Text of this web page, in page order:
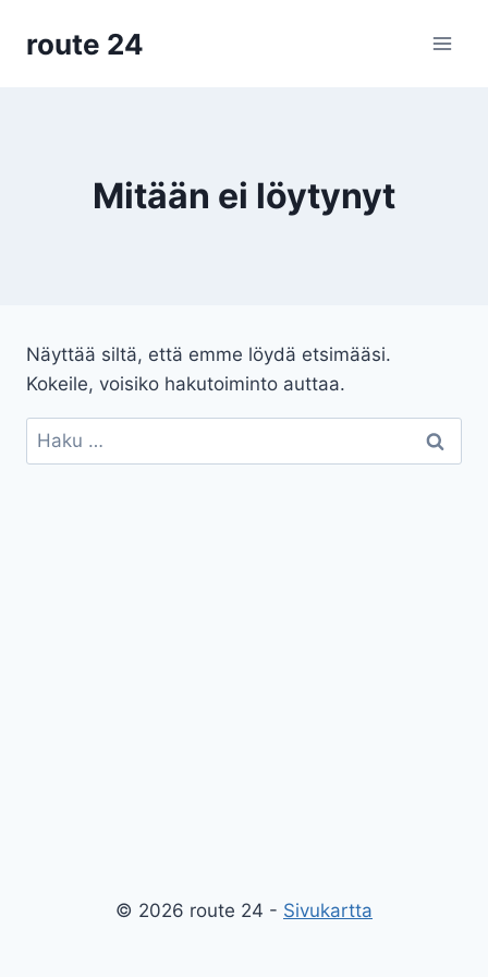
sisältöön
route 24
Mitään ei löytynyt
Näyttää siltä, että emme löydä etsimääsi.
Kokeile, voisiko hakutoiminto auttaa.
Haku:
© 2026 route 24 - Sivukartta